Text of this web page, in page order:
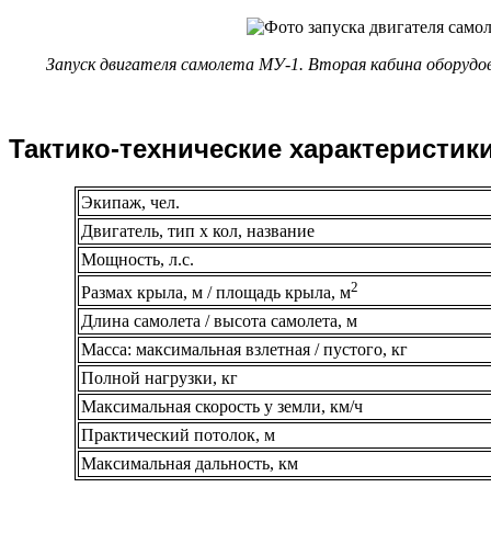
Запуск двигателя самолета МУ-1. Вторая кабина
Тактико-технические
Экипаж, чел.
Двигатель, тип х кол, название
Мощность, л.с.
Размах крыла, м / площадь крыла, м2
Длина самолета / высота самолета, м
Масса: максимальная взлетная / пустого, кг
Полной нагрузки, кг
Максимальная скорость у земли, км/ч
Практический потолок, м
Максимальная дальность, км